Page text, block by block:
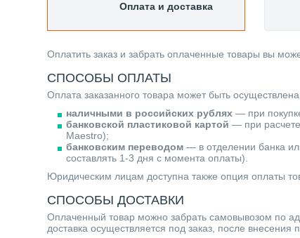
Оплата и доставка
Оплатить заказ и забрать оплаченные товары вы
СПОСОБЫ ОПЛАТЫ
Оплата заказанного товара может быть
наличными в российских рублях — при
банковской пластиковой картой — при
Maestro);
банковским переводом — в отделении банка
составлять 1-3 дня с момента оплаты).
Юридическим лицам доступна также опция оплаты
СПОСОБЫ ДОСТАВКИ
Оплаченный товар можно забрать самовывозом по
доставка осуществляется под заказ, после внесения